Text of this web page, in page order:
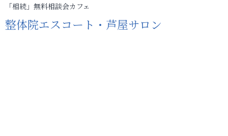
「相続」無料相談会カフェ
整体院エスコート・芦屋サロン